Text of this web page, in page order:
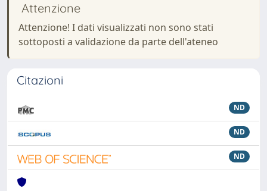
Attenzione
Attenzione! I dati visualizzati non sono stati
sottoposti a validazione da parte dell'ateneo
Citazioni
ND
ND
ND